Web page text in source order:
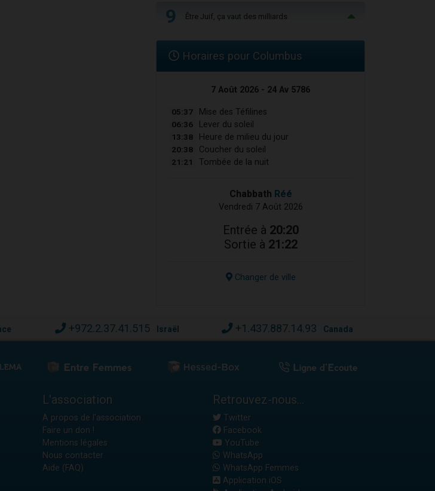
9 Être Juif, ça vaut des milliards
Horaires pour Columbus
7 Août 2026 - 24 Av 5786
05:37 Mise des Téfilines
06:36 Lever du soleil
13:38 Heure de milieu du jour
20:38 Coucher du soleil
21:21 Tombée de la nuit
Chabbath Réé
Vendredi 7 Août 2026
Entrée à 20:20
Sortie à 21:22
Changer de ville
+972.2.37.41.515 Israël +1.437.887.14.93 Canada
L'association
A propos de l'association
Faire un don !
Mentions légales
Nous contacter
Aide (FAQ)
Retrouvez-nous...
Twitter
Facebook
YouTube
WhatsApp
WhatsApp Femmes
Application iOS